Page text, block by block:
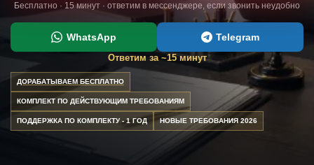
Бесплатно · 15 минут · ответим в мессенджере, если звонить неудобно
WhatsApp Telegram
Ответим за ~15 минут
ДОРАБАТЫВАЕМ БЕСПЛАТНО
КОМПЛЕКТ ПО ДЕЙСТВУЮЩИМ ТРЕБОВАНИЯМ
ПОДДЕРЖКА ПО КОМПЛЕКТУ - 1 ГОД НОВЫЕ ТРЕБОВАНИЯ 2026